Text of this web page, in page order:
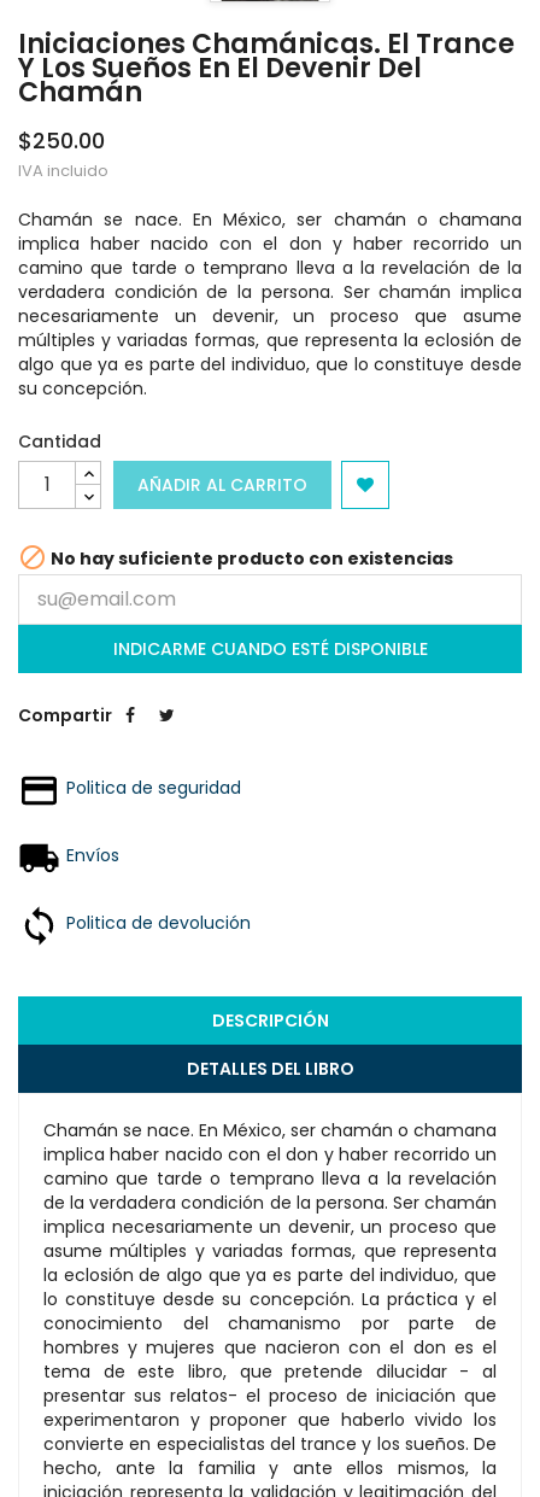
Iniciaciones Chamánicas. El Trance
Y Los Sueños En El Devenir Del
Chamán
$250.00
IVA incluido
Chamán se nace. En México, ser chamán o chamana
implica haber nacido con el don y haber recorrido un
camino que tarde o temprano lleva a la revelación de la
verdadera condición de la persona. Ser chamán implica
necesariamente un devenir, un proceso que asume
múltiples y variadas formas, que representa la eclosión de
algo que ya es parte del individuo, que lo constituye desde
su concepción.
Cantidad
AÑADIR AL CARRITO
 No hay suficiente producto con existencias
INDICARME CUANDO ESTÉ DISPONIBLE
Compartir
Politica de seguridad
Envíos
Politica de devolución
DESCRIPCIÓN
DETALLES DEL LIBRO
Chamán se nace. En México, ser chamán o chamana
implica haber nacido con el don y haber recorrido un
camino que tarde o temprano lleva a la revelación
de la verdadera condición de la persona. Ser chamán
implica necesariamente un devenir, un proceso que
asume múltiples y variadas formas, que representa
la eclosión de algo que ya es parte del individuo, que
lo constituye desde su concepción. La práctica y el
conocimiento del chamanismo por parte de
hombres y mujeres que nacieron con el don es el
tema de este libro, que pretende dilucidar - al
presentar sus relatos- el proceso de iniciación que
experimentaron y proponer que haberlo vivido los
convierte en especialistas del trance y los sueños. De
hecho, ante la familia y ante ellos mismos, la
iniciación representa la validación y legitimación del